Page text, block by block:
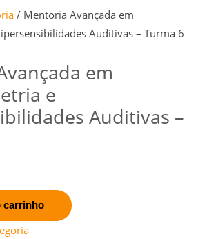
/ Mentoria Avançada em
Auditivas – Turma 6
em
e
Auditivas –
carrinho